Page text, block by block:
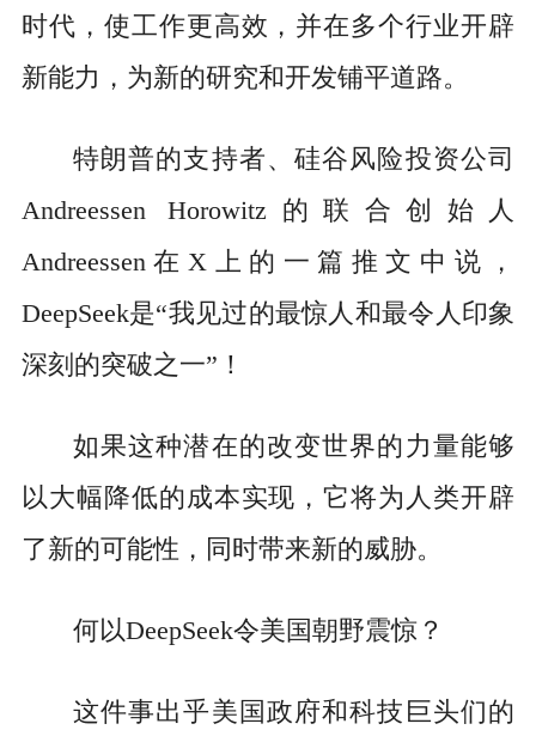
时代，使工作更高效，并在多个行业开辟
新能力，为新的研究和开发铺平道路。
特朗普的支持者、硅谷风险投资公司
Andreessen Horowitz的联合创始人
Andreessen在X上的一篇推文中说，
DeepSeek是“我见过的最惊人和最令人印象
深刻的突破之一”！
如果这种潜在的改变世界的力量能够
以大幅降低的成本实现，它将为人类开辟
了新的可能性，同时带来新的威胁。
何以DeepSeek令美国朝野震惊？
这件事出乎美国政府和科技巨头们的